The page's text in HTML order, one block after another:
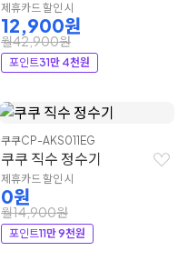
제휴카드 할인 시
12,900원
월42,900원
포인트31만 4천원
쿠쿠CP-AKS011EG
쿠쿠 직수 정수기
제휴카드 할인 시
0원
월14,900원
포인트11만 9천원